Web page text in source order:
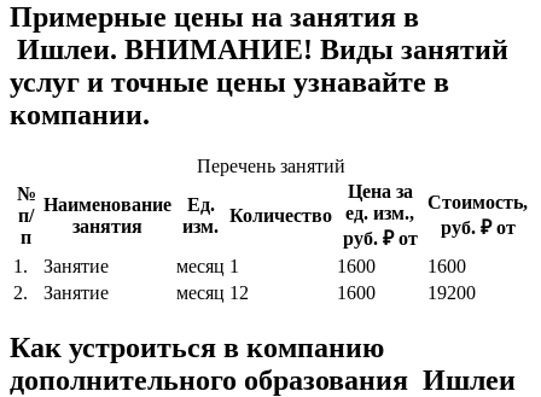
Примерные цены на занятия в
Ишлеи. ВНИМАНИЕ! Виды занятий
услуг и точные цены узнавайте в
компании.
Перечень занятий
№
п/
п
Наименование
занятия
Ед.
изм.
Количество
Цена за
ед. изм.,
руб. ₽ от
Стоимость,
руб. ₽ от
1.
Занятие месяц 1 1600
1600
2.
Занятие месяц 12 1600 19200
Как устроиться в компанию
дополнительного образования Ишлеи